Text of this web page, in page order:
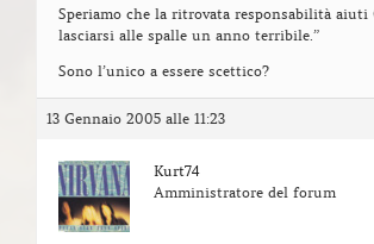
Speriamo che la ritrovata responsabilità aiuti
lasciarsi alle spalle un anno terribile.”
Sono l’unico a essere scettico?
13 Gennaio 2005 alle 11:23
Kurt74
Amministratore del forum